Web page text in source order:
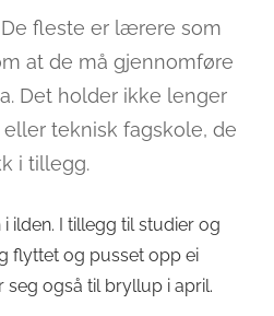
De fleste er lærere som
at de må gjennomføre
Det holder ikke lenger
teknisk fagskole, de
i tillegg.
ilden. I tillegg til studier og
flyttet og pusset opp ei
seg også til bryllup i april.